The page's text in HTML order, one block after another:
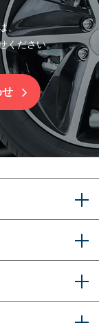
、
ください。
せ